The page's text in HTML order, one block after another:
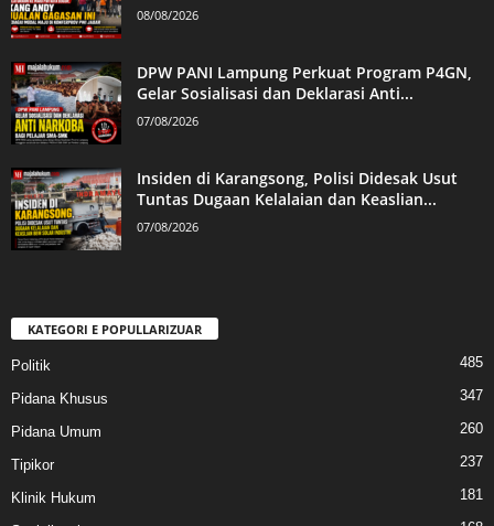
08/08/2026
DPW PANI Lampung Perkuat Program P4GN,
Gelar Sosialisasi dan Deklarasi Anti...
07/08/2026
Insiden di Karangsong, Polisi Didesak Usut
Tuntas Dugaan Kelalaian dan Keaslian...
07/08/2026
KATEGORI E POPULLARIZUAR
Politik 485
Pidana Khusus 347
Pidana Umum 260
Tipikor 237
Klinik Hukum 181